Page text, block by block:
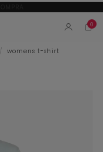
0
womens t-shirt